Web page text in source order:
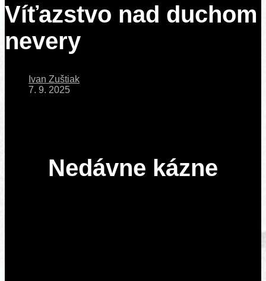
Víťazstvo nad duchom
nevery
Ivan Zuštiak
7. 9. 2025
Nedávne kázne